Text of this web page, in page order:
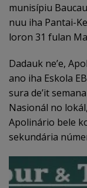
munisípiu
nuu iha Pantai-
loron 31 fulan
Dadauk ne’e,
ano iha Eskola
sura de’it
Nasionál no
Apolinário bele
sekundária